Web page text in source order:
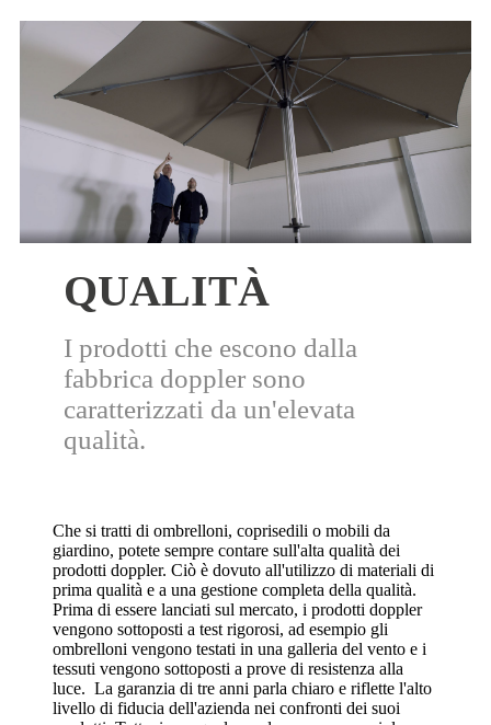
QUALITÀ
I prodotti che escono dalla
fabbrica doppler sono
caratterizzati da un'elevata
qualità.
Che si tratti di ombrelloni, coprisedili o mobili da
giardino, potete sempre contare sull'alta qualità dei
prodotti doppler. Ciò è dovuto all'utilizzo di materiali di
prima qualità e a una gestione completa della qualità.
Prima di essere lanciati sul mercato, i prodotti doppler
vengono sottoposti a test rigorosi, ad esempio gli
ombrelloni vengono testati in una galleria del vento e i
tessuti vengono sottoposti a prove di resistenza alla
luce. La garanzia di tre anni parla chiaro e riflette l'alto
livello di fiducia dell'azienda nei confronti dei suoi